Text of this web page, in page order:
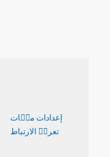
إعدادات ملٝات
تعريٝ الارتباط